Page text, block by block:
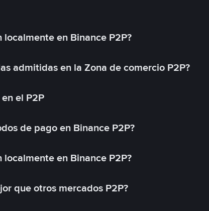
en Binance P2P?
admitidas en la Zona de comercio P2P?
el P2P
de pago en Binance P2P?
en Binance P2P?
que otros mercados P2P?